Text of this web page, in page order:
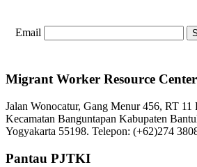
Email
Migrant Worker Resource
Jalan Wonocatur, Gang Menur 456, RT 11
Kecamatan Banguntapan Kabupaten
Yogyakarta 55198. Telepon: (+62)274
Pantau PJTKI